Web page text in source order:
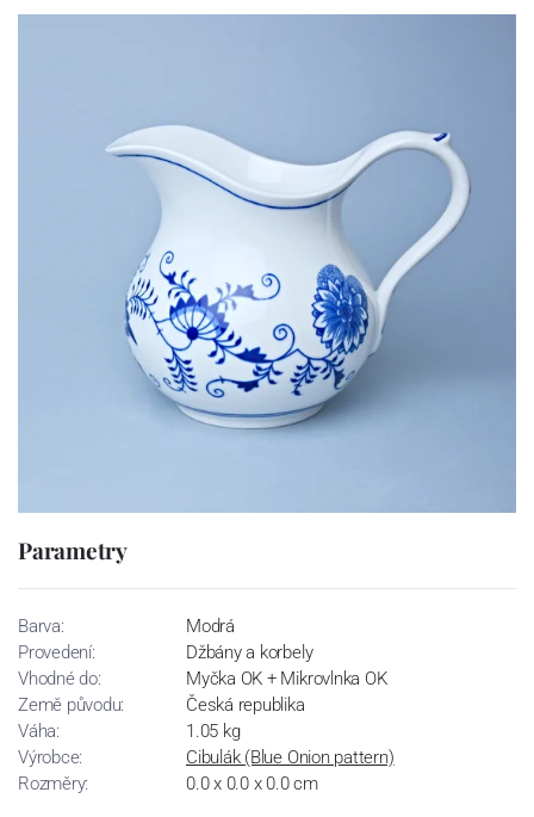
Parametry
Barva:
Modrá
Provedení:
Džbány a korbely
Vhodné do:
Myčka OK + Mikrovlnka OK
Země původu:
Česká republika
Váha:
1.05 kg
Výrobce:
Cibulák (Blue Onion pattern)
Rozměry:
0.0 x 0.0 x 0.0 cm